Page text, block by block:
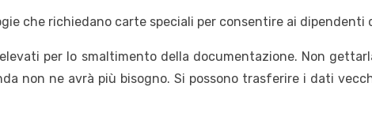
che richiedano carte speciali per consentire ai
per lo smaltimento della documentazione. Non
non ne avrà più bisogno. Si possono trasferire i dati